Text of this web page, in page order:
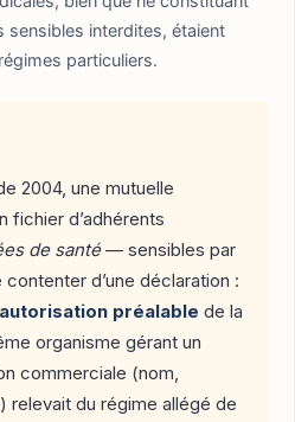
sensibles interdites, étaient
particuliers.
2004, une mutuelle
fichier d’adhérents
de santé— sensibles par
d’une déclaration :
autorisation préalable de la
organisme gérant un
commerciale (nom,
relevait du régime allégé de